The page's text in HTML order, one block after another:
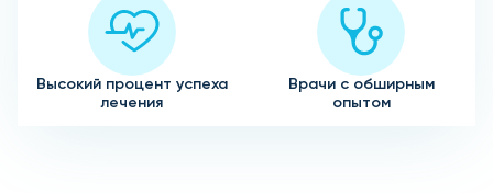
Высокий процент успеха
лечения
Врачи с обширным
опытом